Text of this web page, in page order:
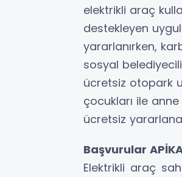
elektrikli araç
destekleyen
yararlanırken,
sosyal
ücretsiz otopark
çocukları ile
ücretsiz
Başvurular
Elektrikli araç